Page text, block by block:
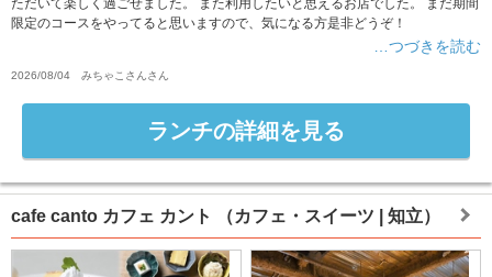
ただいて楽しく過ごせました。 また利用したいと思えるお店でした。 まだ期間
限定のコースをやってると思いますので、気になる方是非どうぞ！
…つづきを読む
2026/08/04 みちゃこさん さん
ランチの詳細を見る
cafe canto カフェ カント （カフェ・スイーツ | 知立）